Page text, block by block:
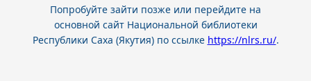
Попробуйте зайти позже или перейдите на
основной сайт Национальной библиотеки
Республики Саха (Якутия) по ссылке https://nlrs.ru/.